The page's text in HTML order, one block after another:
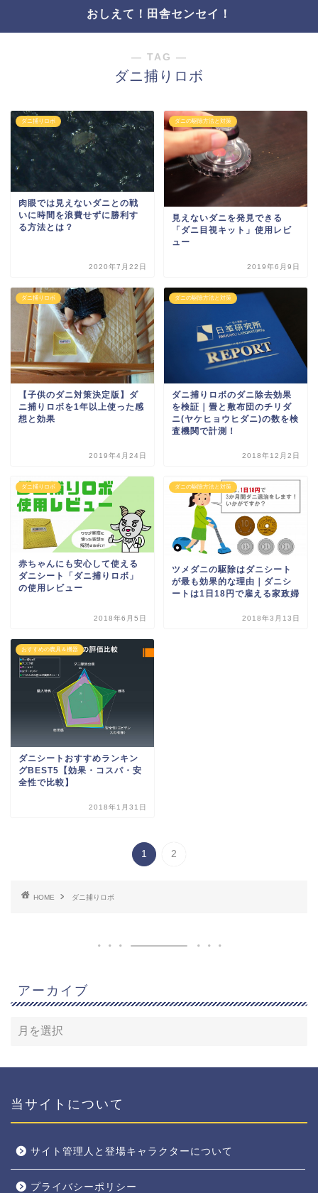
おしえて！田舎センセイ！
― TAG ―
ダニ捕りロボ
ダニ捕りロボ
肉眼では見えないダニとの戦
いに時間を浪費せずに勝利す
る方法とは？
2020年7月22日
ダニの駆除方法と対策
見えないダニを発見できる
「ダニ目視キット」使用レビ
ュー
2019年6月9日
ダニ捕りロボ
【子供のダニ対策決定版】ダ
ニ捕りロボを1年以上使った感
想と効果
2019年4月24日
ダニの駆除方法と対策
ダニ捕りロボのダニ除去効果
を検証｜畳と敷布団のチリダ
ニ(ヤケヒョウヒダニ)の数を検
査機関で計測！
2018年12月2日
ダニ捕りロボ
赤ちゃんにも安心して使える
ダニシート「ダニ捕りロボ」
の使用レビュー
2018年6月5日
ダニの駆除方法と対策
ツメダニの駆除はダニシート
が最も効果的な理由｜ダニシ
ートは1日18円で雇える家政婦
2018年3月13日
おすすめの農具＆機器
ダニシートおすすめランキン
グBEST5【効果・コスパ・安
全性で比較】
2018年1月31日
1 2
HOME ダニ捕りロボ
アーカイブ
当サイトについて
サイト管理人と登場キャラクターについて
プライバシーポリシー